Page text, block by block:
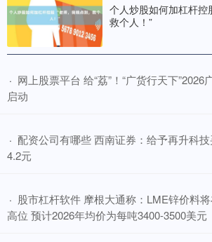
个人炒股如何加杠杆控
救个人！”
· 网上股票平台 给“荔”！“广货行天下”2026
启动
· 配资公司有哪些 西南证券：给予再升科
4.2元
· 股市杠杆软件 摩根大通称：LME锌价料
高位 预计2026年均价为每吨3400-3500美元